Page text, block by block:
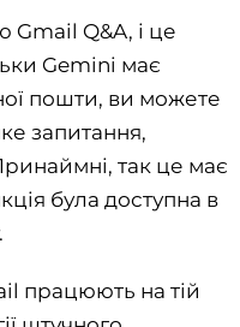
Gmail Q&A, і це
Gemini має
пошти, ви можете
запитання,
так це має
була доступна в
працюють на тій